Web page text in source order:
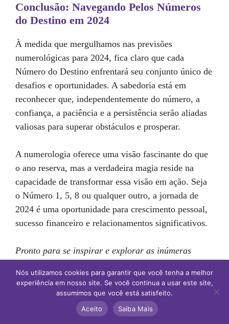
Conclusão: Navegando Pelos Números
do Destino em 2024
À medida que mergulhamos nas previsões
numerológicas para 2024, fica claro que cada
Número do Destino enfrentará seu conjunto único de
desafios e oportunidades. A sabedoria está em
reconhecer que, independentemente do número, a
confiança, a paciência e a persistência serão aliadas
valiosas para superar obstáculos e prosperar.
A numerologia oferece uma visão fascinante do que
o ano reserva, mas a verdadeira magia reside na
capacidade de transformar essa visão em ação. Seja
o Número 1, 5, 8 ou qualquer outro, a jornada de
2024 é uma oportunidade para crescimento pessoal,
sucesso financeiro e relacionamentos significativos.
Pronto para se inspirar e explorar as inúmeras
nos ser sua fonte de estímulo para um ano repleto de
realizações e equilíbrio. Não perca nenhum detalhe
– continue explorando e descobrindo um 2024
extraordinário cheio de possibilidades
Nós utilizamos cookies para garantir que você tenha a melhor
experiência em nosso site. Se você continua a usar este site,
assumimos que você está satisfeito.
Aceito
Saiba Mais